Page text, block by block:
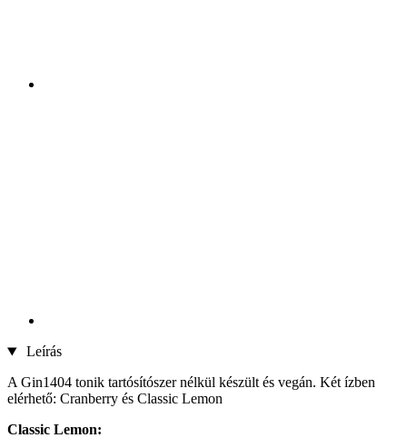
Leírás
A Gin1404 tonik tartósítószer nélkül készült és vegán. Két ízben
elérhető: Cranberry és Classic Lemon
Classic Lemon: